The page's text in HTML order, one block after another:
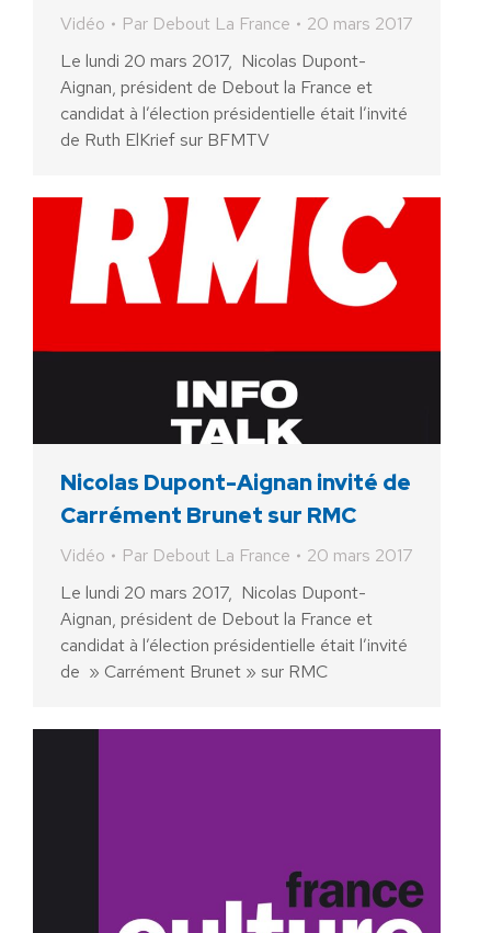
Vidéo Par Debout La France
20 mars 2017
Le lundi 20 mars 2017, Nicolas Dupont-
Aignan, président de Debout la France et
candidat à l’élection présidentielle était l’invité
de Ruth ElKrief sur BFMTV
Nicolas Dupont-Aignan invité de
Carrément Brunet sur RMC
Vidéo Par Debout La France
20 mars 2017
Le lundi 20 mars 2017, Nicolas Dupont-
Aignan, président de Debout la France et
candidat à l’élection présidentielle était l’invité
de » Carrément Brunet » sur RMC